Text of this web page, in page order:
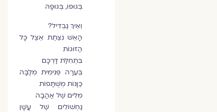
בְּגוּפוֹ, בְּגוּפָהּ
וְאֵיךְ נַבְדִּיל?
הָאֵשׁ נִצֶּתֶת אֵצֶל כָּל
הַזּוּגוֹת
בִּתְחִלַּת דַּרְכָּם
בְּעֵרָה פְּנִימִית מְלַבָּה
כַּוָּנוֹת מְשֻׁתָּפוֹת
מִלִּים שֶׁל אַהֲבָה
נַחְשׁוֹלִים שֶׁל עָשָׁן